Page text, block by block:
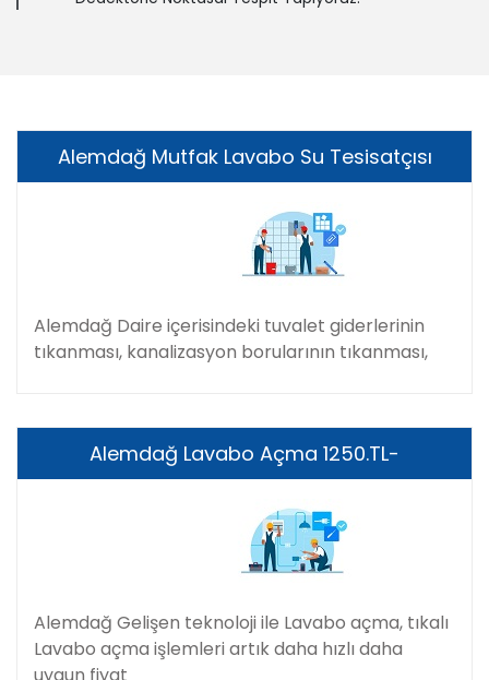
Alemdağ Mutfak Lavabo Su Tesisatçısı
Alemdağ Daire içerisindeki tuvalet giderlerinin
tıkanması, kanalizasyon borularının tıkanması,
Alemdağ Lavabo Açma 1250.TL-
Alemdağ Gelişen teknoloji ile Lavabo açma, tıkalı
Lavabo açma işlemleri artık daha hızlı daha
uygun fiyat